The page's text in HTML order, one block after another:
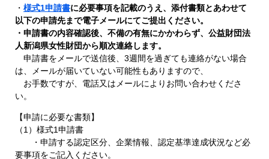
・ 様式1申請書に必要事項を記載のうえ、添付書類とあわせて
以下の申請先まで電子メールにてご提出ください。
・申請書の内容確認後、不備の有無にかかわらず、公益財団法
人新潟県女性財団から順次連絡します。
申請書をメールで送信後、3週間を過ぎても連絡がない場合
は、メールが届いていない可能性もありますので、
お手数ですが、電話又はメールによりお問い合わせくださ
い。​
【申請に必要な書類】
（1）様式1申請書
・申請する認定区分、企業情報、認定基準達成状況など必
要事項をご記入ください。